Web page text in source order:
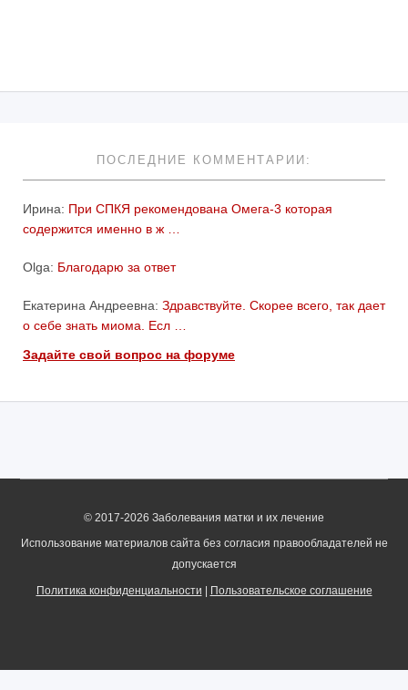
ПОСЛЕДНИЕ КОММЕНТАРИИ:
Ирина: При СПКЯ рекомендована Омега-3 которая
содержится именно в ж …
Olga: Благодарю за ответ
Екатерина Андреевна: Здравствуйте. Скорее всего, так дает
о себе знать миома. Есл …
Задайте свой вопрос на форуме
© 2017-2026 Заболевания матки и их лечение
Использование материалов сайта без согласия правообладателей не
допускается
Политика конфиденциальности Пользовательское соглашение